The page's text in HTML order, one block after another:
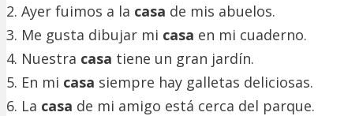
2. Ayer fuimos a la casa de mis abuelos.
3. Me gusta dibujar mi casa en mi cuaderno.
4. Nuestra casa tiene un gran jardín.
5. En mi casa siempre hay galletas deliciosas.
6. La casa de mi amigo está cerca del parque.